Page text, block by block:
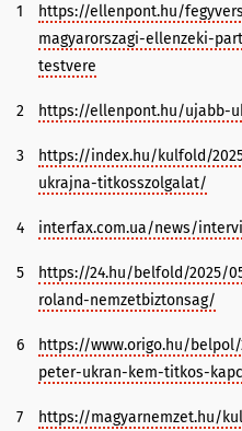
1
https://ellenpont.hu/
magyarorszagi-ellenzeki-
testvere
2 https://ellenpont.hu/ujabb-
3
https://index.hu/kulfold/
ukrajna-titkosszolgalat/
4 interfax.com.ua/news/
5
https://24.hu/belfold/2025/
roland-nemzetbiztonsag/
6
https://www.origo.hu/
peter-ukran-kem-titkos-
7
https://magyarnemzet.hu/